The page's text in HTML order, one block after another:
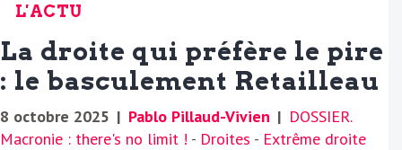
L'ACTU
La droite qui préfère le pire
: le basculement Retailleau
8 octobre 2025 | Pablo Pillaud-Vivien | DOSSIER.
Macronie : there's no limit ! - Droites - Extrême droite